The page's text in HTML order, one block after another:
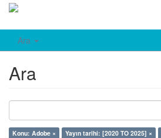
Ara
Ara
Konu: Adobe × Yayın tarihi: [2020 TO 2025] ×